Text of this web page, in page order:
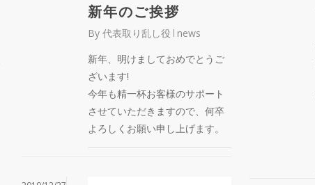
新年のご挨拶
By 代表取り乱し役 news
新年、明けましておめでとうご
ざいます!
今年も精一杯お客様のサポート
させていただきますので、何卒
よろしくお願い申し上げます。